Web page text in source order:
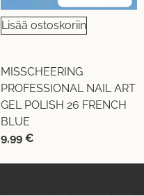
Lisää ostoskoriin
MISSCHEERING
PROFESSIONAL NAIL ART
GEL POLISH 26 FRENCH
BLUE
9,99€